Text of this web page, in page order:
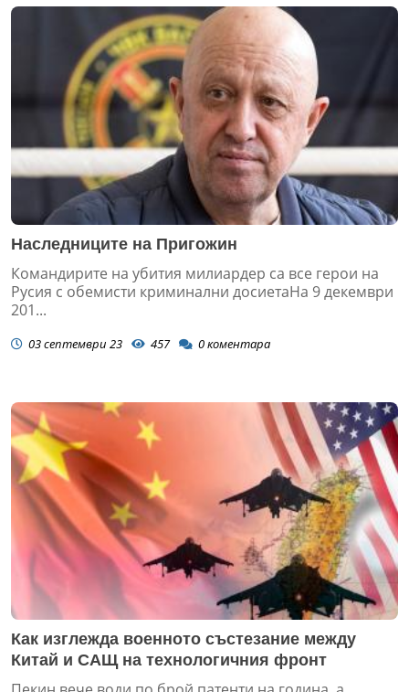
Наследниците на Пригожин
Командирите на убития милиардер са все герои на
Русия с обемисти криминални досиетаНа 9 декември
201...
03 септември 23 457 0коментара
Как изглежда военното състезание между
Китай и САЩ на технологичния фронт